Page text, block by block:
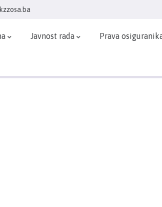
Javnost rada Prava